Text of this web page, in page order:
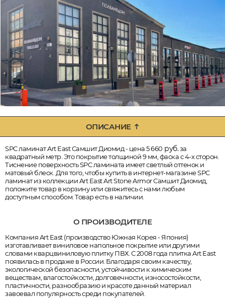
ОПИСАНИЕ
SPC ламинат Art East Самшит Диомид - цена 5 660 руб.за
квадратный метр. Это покрытие толщиной 9 мм, фаска с 4-х сторон.
Тиснение поверхность SPC ламината имеет светлый оттенок и
матовый блеск. Для того, чтобы купить в интернет-магазине SPC
ламинат из коллекции Art East Art Stone Armor Самшит Диомид,
положите товар в корзину или свяжитесь с нами любым
доступным способом. Товар есть в наличии.
О ПРОИЗВОДИТЕЛЕ
Компания Art East (производство Южная Корея - Япония)
изготавливает виниловое напольное покрытие или другими
словами кварцвиниловую плитку ПВХ. С 2008 года плитка Art East
появилась в продаже в России. Благодаря своим качеству,
экологической безопасности, устойчивости к химическим
веществам, влагостойкости, долговечности, износостойкости,
пластичности, разнообразию и красоте данный материал
завоевал популярность среди покупателей.